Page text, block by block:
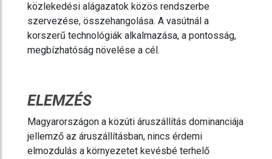
közlekedési alágazatok közös rendszerbe
szervezése, összehangolása. A vasútnál a
korszerű technológiák alkalmazása, a pontosság,
megbízhatóság növelése a cél.
ELEMZÉS
Magyarországon a közúti áruszállítás dominanciája
jellemző az áruszállításban, nincs érdemi
elmozdulás a környezetet kevésbé terhelő